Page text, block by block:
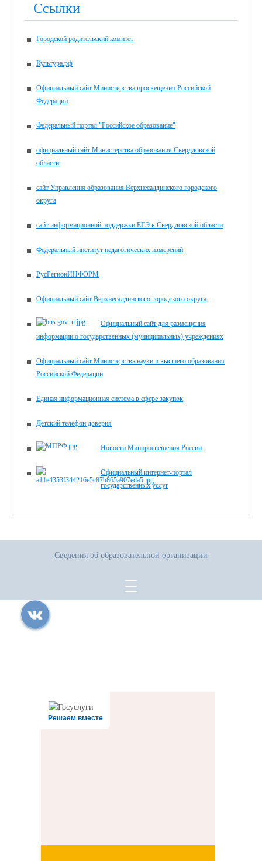
Ссылки
Городской родительский комитет
Культура.рф
Официальный сайт Министерства просвещения Российской
Федерации
Федеральный портал "Российское образование"
официальный сайт Министерства образования Свердловской
области
сайт Управления образования Верхнесалдинского городского
округа
сайт информационной поддержки ЕГЭ в Свердловской области
Федеральный институт педагогических измерений
РусРегионИНФОРМ
Официальный сайт Верхнесалдинского городского округа
Официальный сайт для размещения
информации о государственных (муниципальных) учреждениях
Официальный сайт Министерства науки и высшего образования
Российской Федерации
Единая информационная система в сфере закупок
Детский телефон доверия
Новости Минпросвещения России
Официальный интернет-портал
государственных услуг
Сведения об образовательной организации
Решаем вместе